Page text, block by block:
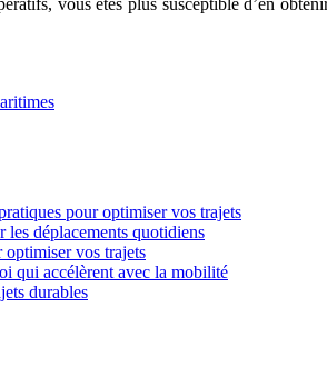
vous êtes plus susceptible d’en
pour optimiser vos trajets
les déplacements quotidiens
optimiser vos trajets
qui accélèrent avec la mobilité
durables